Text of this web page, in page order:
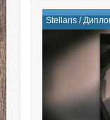
Stellaris/